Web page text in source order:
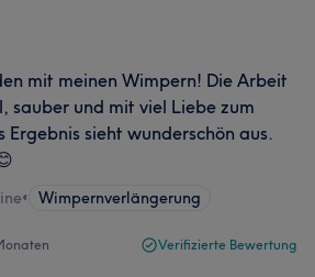
mit meinen Wimpern! Die Arbeit
sauber und mit viel Liebe zum
Ergebnis sieht wunderschön aus.
• Wimpernverlängerung
Verifizierte Bewertung